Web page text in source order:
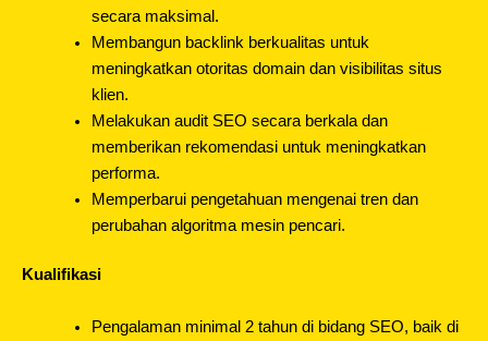
secara maksimal.
Membangun backlink berkualitas untuk
meningkatkan otoritas domain dan visibilitas situs
klien.
Melakukan audit SEO secara berkala dan
memberikan rekomendasi untuk meningkatkan
performa.
Memperbarui pengetahuan mengenai tren dan
perubahan algoritma mesin pencari.
Kualifikasi
Pengalaman minimal 2 tahun di bidang SEO, baik di